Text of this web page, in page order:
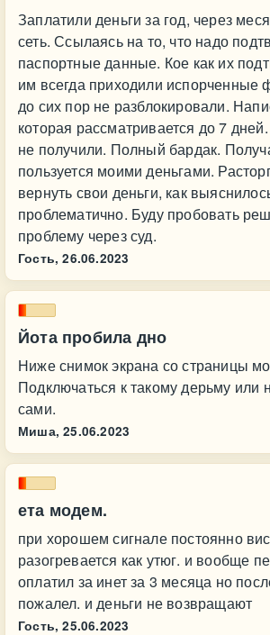
Заплатили деньги за год, через
сеть. Ссылаясь на то, что надо
паспортные данные. Кое как их
им всегда приходили испорченные
до сих пор не разблокировали.
которая рассматривается до 7
не получили. Полный бардак.
пользуется моими деньгами.
вернуть свои деньги, как
проблематично. Буду пробовать
проблему через суд.
Гость, 26.06.2023
Йота пробила дно
Ниже снимок экрана со страницы
Подключаться к такому дерьму или
сами.
Миша, 25.06.2023
ета модем.
при хорошем сигнале постоянно
разогревается как утюг. и вообще
оплатил за инет за 3 месяца но
пожалел. и деньги не возвращают
Гость, 25.06.2023